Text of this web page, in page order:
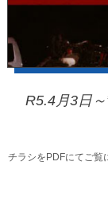
R5.4月3日
チラシをPDFにてご覧